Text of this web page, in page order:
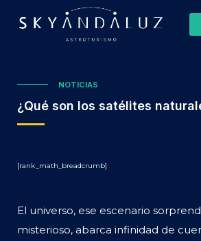
NOTICIAS
¿Qué son los satélites
[rank_math_breadcrumb]
El universo, ese escenario
misterioso, abarca infinidad de